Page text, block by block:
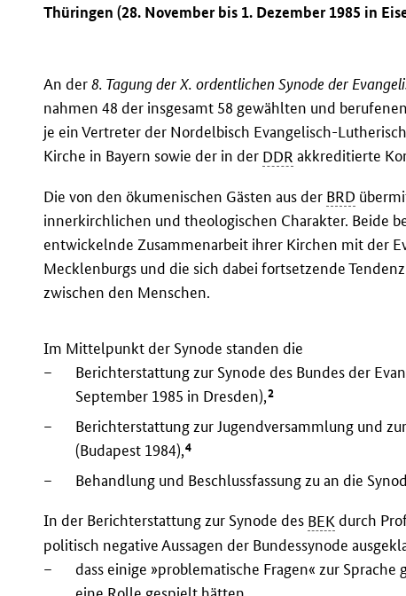
Thüringen (28. November bis 1. Dezember 1985 in
An der8. Tagung der X. ordentlichen Synode der
nahmen 48 der insgesamt 58 gewählten und
je ein Vertreter der Nordelbisch Evangelisch-
Kirche in Bayern sowie der in der DDR akkreditierte
Die von den ökumenischen Gästen aus der BRD
innerkirchlichen und theologischen Charakter. Beide
entwickelnde Zusammenarbeit ihrer Kirchen mit der
Mecklenburgs und die sich dabei fortsetzende
zwischen den Menschen.
Im Mittelpunkt der Synode standen die
–
Berichterstattung zur Synode des Bundes der
September 1985 in Dresden),2
– Berichterstattung zur Jugendversammlung und
(Budapest 1984),4
– Behandlung und Beschlussfassung zu an die
In der Berichterstattung zur Synode des BEK durch
politisch negative Aussagen der Bundessynode
–
dass einige »problematische Fragen« zur